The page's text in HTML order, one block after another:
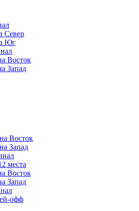
Север
Юг
Восток
Запад
Восток
Запад
места
Восток
Запад
офф